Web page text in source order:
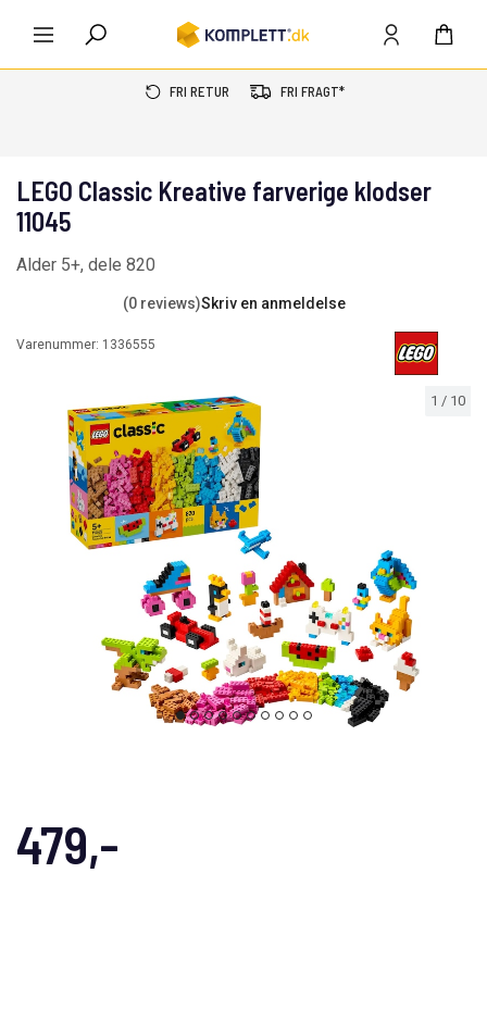
FRI RETUR FRI FRAGT*
1 / 10
LEGO Classic Kreative farverige klodser
11045
Alder 5+, dele 820
(0 reviews)Skriv en anmeldelse
Varenummer: 1336555
479,-